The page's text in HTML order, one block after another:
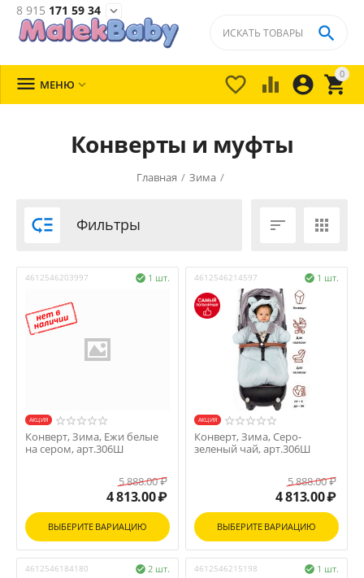
8 915 171 59 34 
0


 

 МЕНЮ 
Конверты и муфты
Главная / Зима /
 Фильтры  
4612546203997 1 шт.

AКЦИЯ
Конверт, Зима, Ежи белые
на сером, арт.306Ш
5 888.00₽
4 813.00₽
ВЫБЕРИТЕ ВАРИАЦИЮ
4612546214597 1 шт.

AКЦИЯ
Конверт, Зима, Серо-
зеленый чай, арт.306Ш
5 888.00₽
4 813.00₽
ВЫБЕРИТЕ ВАРИАЦИЮ
4612546184180 2 шт.
 4612546215198 1 шт.
